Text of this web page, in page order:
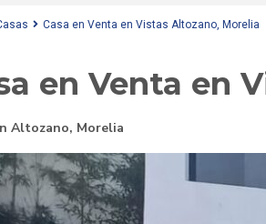
Casa en Venta en Vistas Altozano, Morelia
en Venta en
Altozano, Morelia